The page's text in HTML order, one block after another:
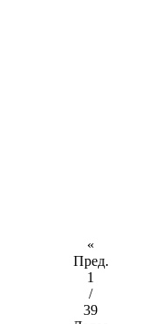
«
Пред.
1
/
39